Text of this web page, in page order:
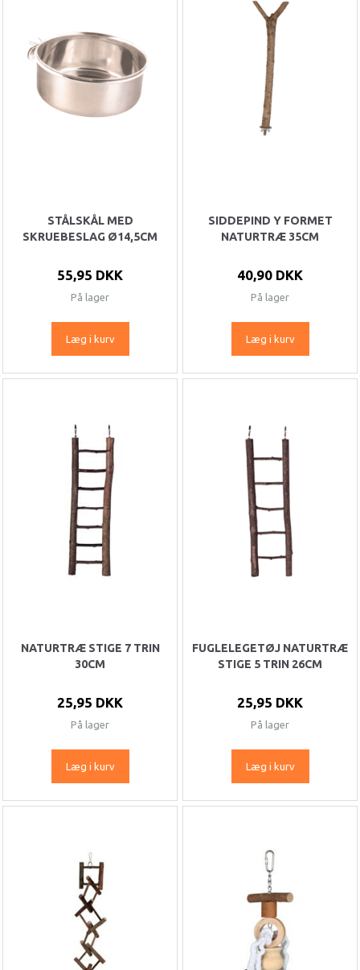
STÅLSKÅL MED
SKRUEBESLAG Ø14,5CM
55,95 DKK
På lager
Læg i kurv
SIDDEPIND Y FORMET
NATURTRÆ 35CM
40,90 DKK
På lager
Læg i kurv
NATURTRÆ STIGE 7 TRIN
30CM
25,95 DKK
På lager
Læg i kurv
FUGLELEGETØJ NATURTRÆ
STIGE 5 TRIN 26CM
25,95 DKK
På lager
Læg i kurv